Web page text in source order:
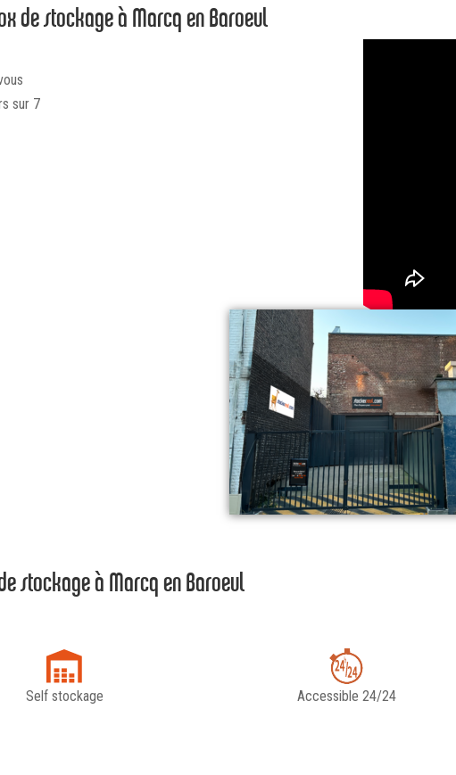
de stockage à Marcq en Baroeul
sur 7
stockage à Marcq en Baroeul
Self stockage Accessible 24/24